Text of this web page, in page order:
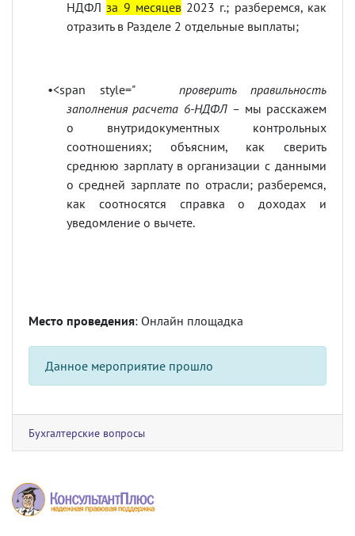
НДФЛза 9 месяцев2023 г.; разберемся, как
отразить в Разделе 2 отдельные выплаты;
•<span style=" проверить правильность
заполнения расчета 6-НДФЛ – мы расскажем
о
внутридокументных контрольных
соотношениях; объясним, как сверить
среднюю зарплату в организации с данными
о средней зарплате по отрасли; разберемся,
как соотносятся справка о доходах и
уведомление о вычете.
Место проведения: Онлайн площадка
Данное мероприятие прошло
Бухгалтерские вопросы